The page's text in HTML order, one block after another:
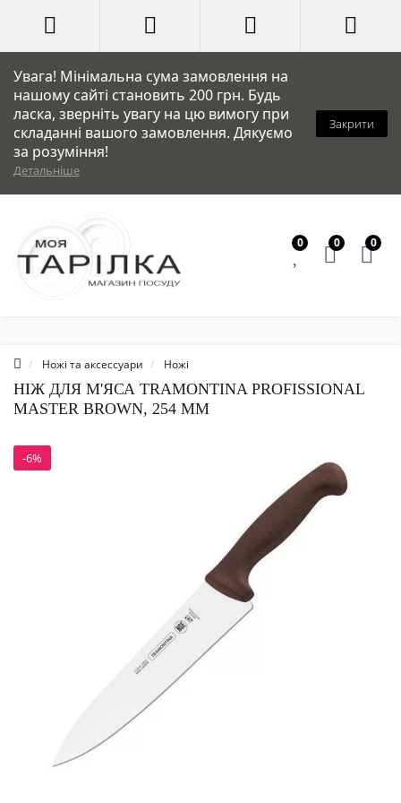
Увага! Мінімальна сума замовлення на
нашому сайті становить 200 грн. Будь
ласка, зверніть увагу на цю вимогу при
складанні вашого замовлення. Дякуємо
за розуміння!
Детальніше
Закрити
0 0 0
Ножі та аксессуари Ножі
НІЖ ДЛЯ М'ЯСА TRAMONTINA PROFISSIONAL
MASTER BROWN, 254 ММ
-6%